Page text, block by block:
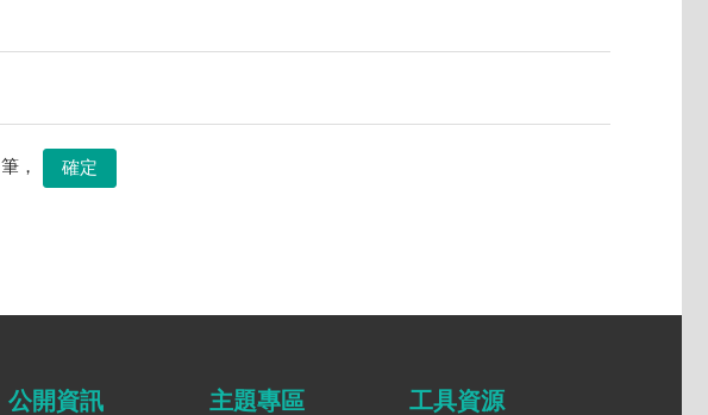
筆，
公開資訊 主題專區 工具資源